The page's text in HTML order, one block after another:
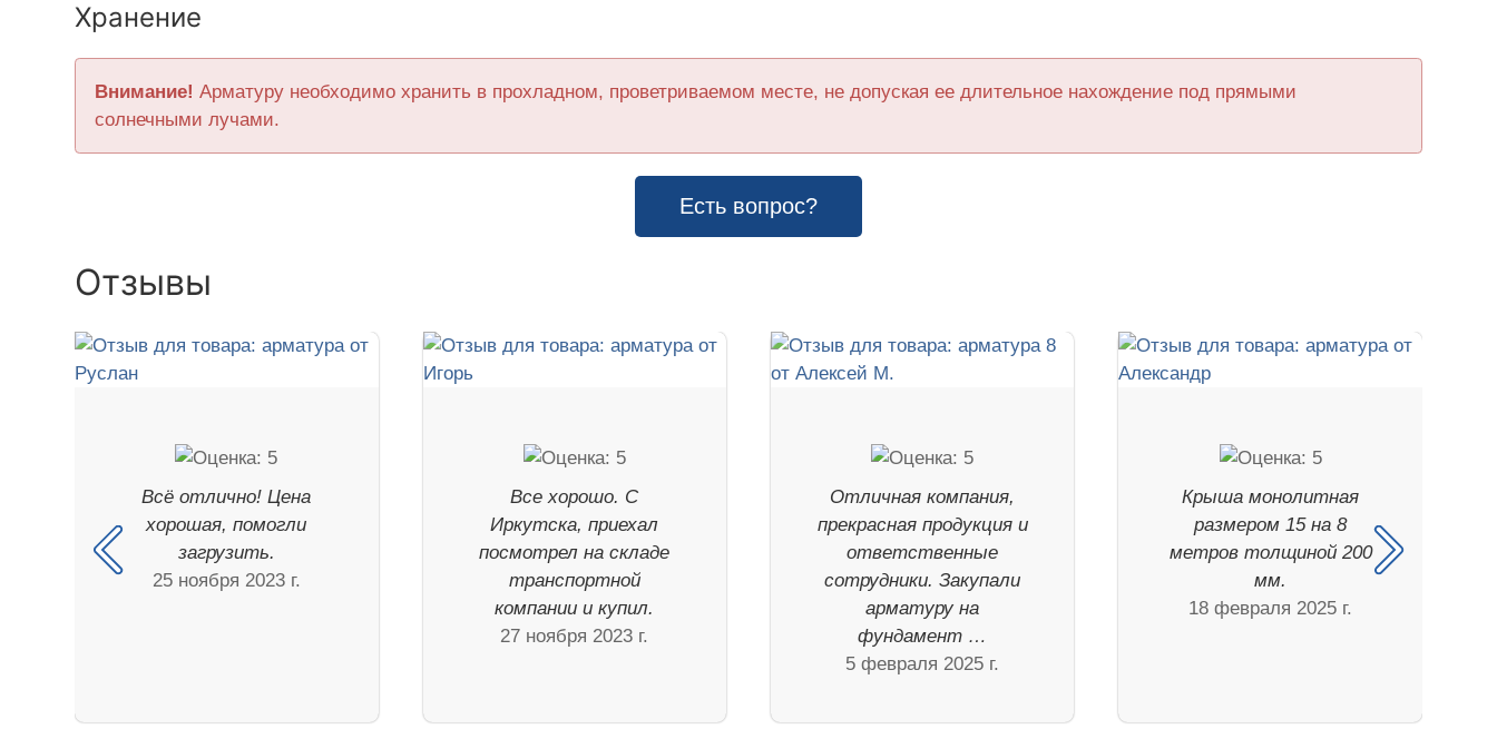
Хранение
Внимание! Арматуру необходимо хранить в прохладном, проветриваемом месте, не допуская ее длительное нахождение под прямыми
солнечными лучами.
Есть вопрос?
Отзывы
Всё отлично! Цена
хорошая, помогли
загрузить.
25 ноября 2023 г.
Все хорошо. С
Иркутска, приехал
посмотрел на складе
транспортной
компании и купил.
27 ноября 2023 г.
Отличная компания,
прекрасная продукция и
ответственные
сотрудники. Закупали
арматуру на
фундамент …
5 февраля 2025 г.
Крыша монолитная
размером 15 на 8
метров толщиной 200
мм.
18 февраля 2025 г.